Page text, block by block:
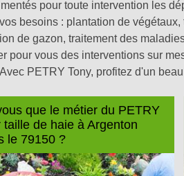
pour toute intervention les
besoins : plantation de
de gazon, traitement des
pour vous des interventions sur
Avec PETRY Tony, profitez d'un
que le métier du PETRY
taille de haie à Argenton
le 79150 ?